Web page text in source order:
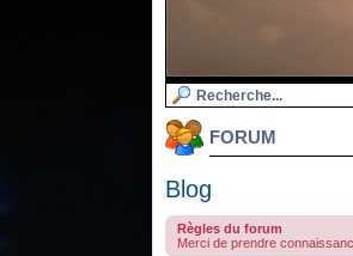
FORUM
Blog
Règles du forum
Merci de prendre